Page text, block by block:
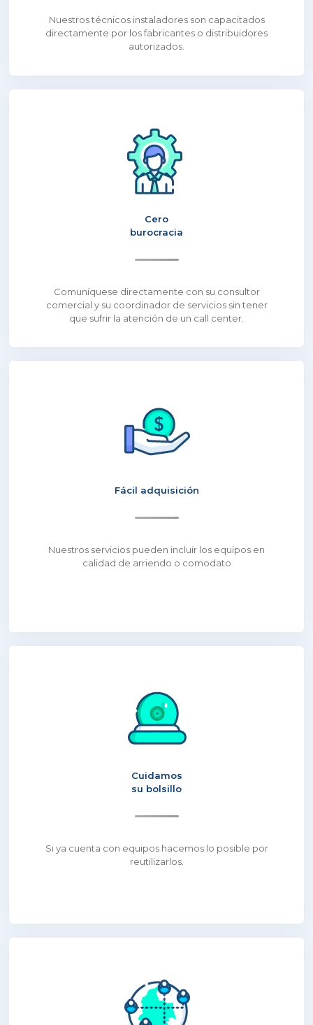
Nuestros técnicos instaladores son capacitados
directamente por los fabricantes o distribuidores
autorizados.
Cero
burocracia
Comuníquese directamente con su consultor
comercial y su coordinador de servicios sin tener
que sufrir la atención de un call center.
Fácil adquisición
Nuestros servicios pueden incluir los equipos en
calidad de arriendo o comodato
Cuidamos
su bolsillo
Si ya cuenta con equipos hacemos lo posible por
reutilizarlos.